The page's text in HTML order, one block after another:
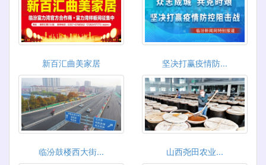
新百汇曲美家居 坚决打赢疫情防...
临汾鼓楼西大街... 山西尧田农业...